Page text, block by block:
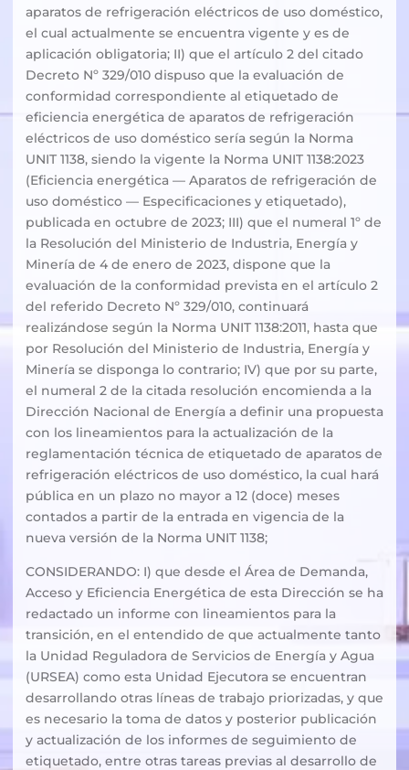
aparatos de refrigeración eléctricos de uso doméstico,
el cual actualmente se encuentra vigente y es de
aplicación obligatoria; II) que el artículo 2 del citado
Decreto Nº 329/010 dispuso que la evaluación de
conformidad correspondiente al etiquetado de
eficiencia energética de aparatos de refrigeración
eléctricos de uso doméstico sería según la Norma
UNIT 1138, siendo la vigente la Norma UNIT 1138:2023
(Eficiencia energética — Aparatos de refrigeración de
uso doméstico — Especificaciones y etiquetado),
publicada en octubre de 2023; III) que el numeral 1º de
la Resolución del Ministerio de Industria, Energía y
Minería de 4 de enero de 2023, dispone que la
evaluación de la conformidad prevista en el artículo 2
del referido Decreto Nº 329/010, continuará
realizándose según la Norma UNIT 1138:2011, hasta que
por Resolución del Ministerio de Industria, Energía y
Minería se disponga lo contrario; IV) que por su parte,
el numeral 2 de la citada resolución encomienda a la
Dirección Nacional de Energía a definir una propuesta
con los lineamientos para la actualización de la
reglamentación técnica de etiquetado de aparatos de
refrigeración eléctricos de uso doméstico, la cual hará
pública en un plazo no mayor a 12 (doce) meses
contados a partir de la entrada en vigencia de la
nueva versión de la Norma UNIT 1138;
CONSIDERANDO: I) que desde el Área de Demanda,
Acceso y Eficiencia Energética de esta Dirección se ha
redactado un informe con lineamientos para la
transición, en el entendido de que actualmente tanto
la Unidad Reguladora de Servicios de Energía y Agua
(URSEA) como esta Unidad Ejecutora se encuentran
desarrollando otras líneas de trabajo priorizadas, y que
es necesario la toma de datos y posterior publicación
y actualización de los informes de seguimiento de
etiquetado, entre otras tareas previas al desarrollo de